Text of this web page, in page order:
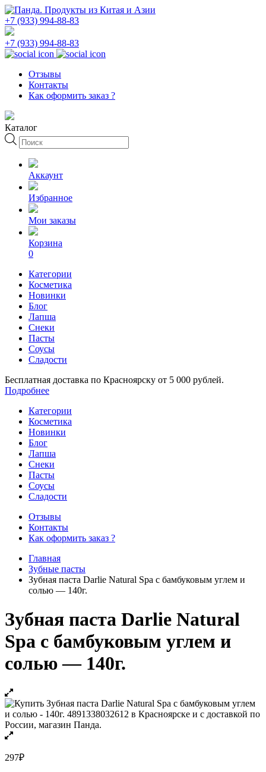
+7 (933) 994-88-83
+7 (933) 994-88-83
Отзывы
Контакты
Как оформить заказ ?
Каталог
Поиск
товаров
Аккаунт
Избранное
Мои заказы
Корзина
0
Категории
Косметика
Новинки
Блог
Лапша
Снеки
Пасты
Соусы
Сладости
Бесплатная доставка по Красноярску от 5 000 рублей.
Подробнее
Категории
Косметика
Новинки
Блог
Лапша
Снеки
Пасты
Соусы
Сладости
Отзывы
Контакты
Как оформить заказ ?
Главная
Зубные пасты
Зубная паста Darlie Natural Spa с бамбуковым углем и
солью — 140г.
Зубная паста Darlie Natural
Spa с бамбуковым углем и
солью — 140г.
297₽